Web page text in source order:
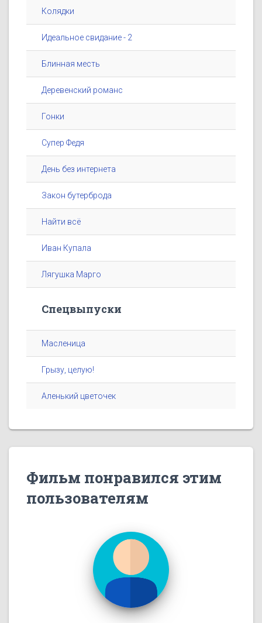
Колядки
Идеальное свидание - 2
Блинная месть
Деревенский романс
Гонки
Супер Федя
День без интернета
Закон бутерброда
Найти всё
Иван Купала
Лягушка Марго
Спецвыпуски
Масленица
Грызу, целую!
Аленький цветочек
Фильм понравился этим
пользователям